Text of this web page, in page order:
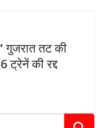
गुजरात तट की
ट्रेनें की रद्द